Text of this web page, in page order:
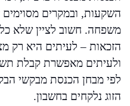
השקעות, ובמקרים
משפחה. חשוב לציין שלא
הזכאות – לעיתים היא רק
ולעיתים מאפשרת קבלת
לפי מבחן הכנסת מבקשי
הזוג נלקחים בחשבון.